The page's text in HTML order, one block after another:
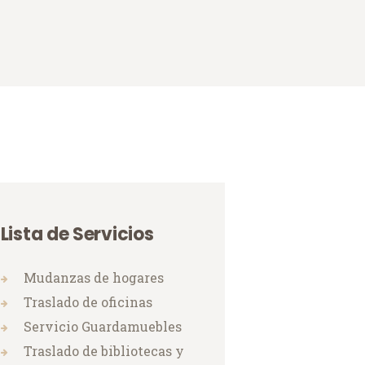
Lista de Servicios
Mudanzas de hogares
Traslado de oficinas
Servicio Guardamuebles
Traslado de bibliotecas y